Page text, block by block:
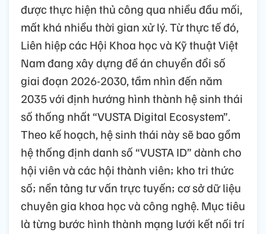
được thực hiện thủ công qua nhiều đầu mối,
mất khá nhiều thời gian xử lý. Từ thực tế đó,
Liên hiệp các Hội Khoa học và Kỹ thuật Việt
Nam đang xây dựng đề án chuyển đổi số
giai đoạn 2026-2030, tầm nhìn đến năm
2035 với định hướng hình thành hệ sinh thái
số thống nhất “VUSTA Digital Ecosystem”.
Theo kế hoạch, hệ sinh thái này sẽ bao gồm
hệ thống định danh số “VUSTA ID” dành cho
hội viên và các hội thành viên; kho tri thức
số; nền tảng tư vấn trực tuyến; cơ sở dữ liệu
chuyên gia khoa học và công nghệ. Mục tiêu
là từng bước hình thành mạng lưới kết nối trí